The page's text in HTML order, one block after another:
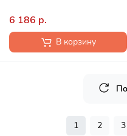
6 186 р.
В корзину
1 2 3